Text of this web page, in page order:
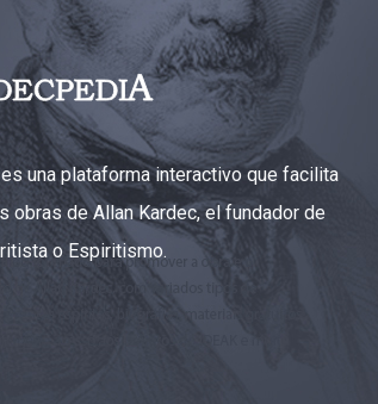
- Buscad y encontraréis
- Dad gratuitamente lo que
- Pedid y se os dará ▸
- Colección de oraciones
▸
es una plataforma interactivo que facilita
obras de Allan Kardec, el fundador de
o Espiritismo.